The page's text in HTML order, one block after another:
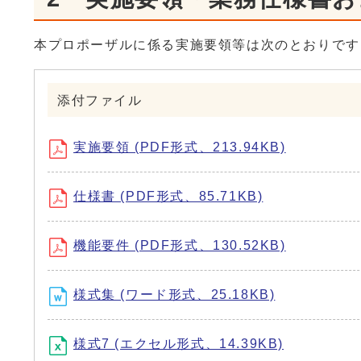
本プロポーザルに係る実施要領等は次のとおりで
添付ファイル
実施要領 (PDF形式、213.94KB)
仕様書 (PDF形式、85.71KB)
機能要件 (PDF形式、130.52KB)
様式集 (ワード形式、25.18KB)
様式7 (エクセル形式、14.39KB)